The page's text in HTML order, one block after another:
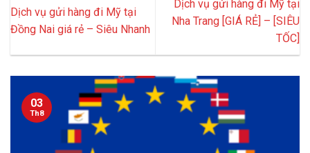
Dịch vụ gửi hàng đi Mỹ tại
Đồng Nai giá rẻ – Siêu Nhanh
Dịch vụ gửi hàng đi Mỹ tại
Nha Trang [GIÁ RẺ] – [SIÊU
TỐC]
03
Th8